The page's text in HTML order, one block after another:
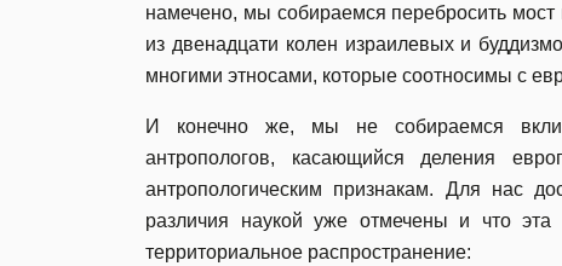
намечено, мы собираемся перебросить
из двенадцати колен израилевых и
многими этносами, которые соотносимы с
И конечно же, мы не собираемся
антропологов, касающийся деления
антропологическим признакам. Для нас
различия наукой уже отмечены и что
территориальное распространение: